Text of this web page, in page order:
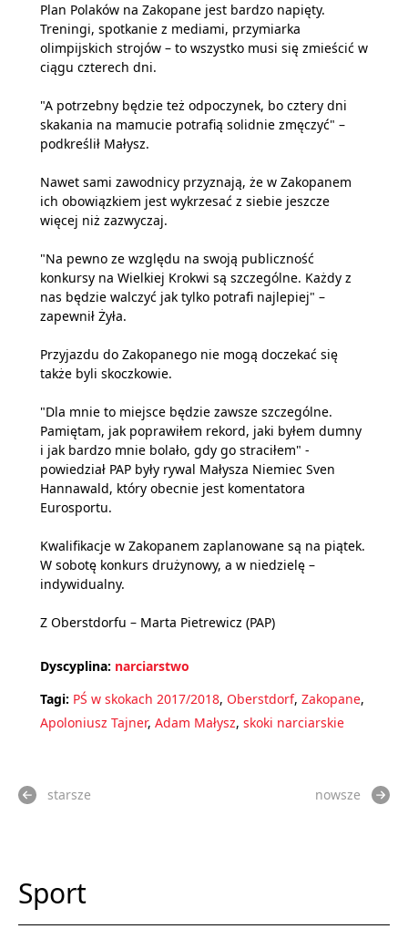
Plan Polaków na Zakopane jest bardzo napięty.
Treningi, spotkanie z mediami, przymiarka
olimpijskich strojów – to wszystko musi się zmieścić w
ciągu czterech dni.
"A potrzebny będzie też odpoczynek, bo cztery dni
skakania na mamucie potrafią solidnie zmęczyć" –
podkreślił Małysz.
Nawet sami zawodnicy przyznają, że w Zakopanem
ich obowiązkiem jest wykrzesać z siebie jeszcze
więcej niż zazwyczaj.
"Na pewno ze względu na swoją publiczność
konkursy na Wielkiej Krokwi są szczególne. Każdy z
nas będzie walczyć jak tylko potrafi najlepiej" –
zapewnił Żyła.
Przyjazdu do Zakopanego nie mogą doczekać się
także byli skoczkowie.
"Dla mnie to miejsce będzie zawsze szczególne.
Pamiętam, jak poprawiłem rekord, jaki byłem dumny
i jak bardzo mnie bolało, gdy go straciłem" -
powiedział PAP były rywal Małysza Niemiec Sven
Hannawald, który obecnie jest komentatora
Eurosportu.
Kwalifikacje w Zakopanem zaplanowane są na piątek.
W sobotę konkurs drużynowy, a w niedzielę –
indywidualny.
Z Oberstdorfu – Marta Pietrewicz (PAP)
Dyscyplina: narciarstwo
Tagi: PŚ w skokach 2017/2018, Oberstdorf, Zakopane,
Apoloniusz Tajner, Adam Małysz, skoki narciarskie
starsze nowsze
Sport